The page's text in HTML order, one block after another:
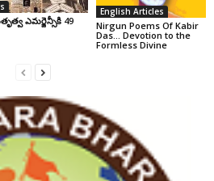
ఎమర్జెన్సీకి 49
English Articles
Nirgun Poems Of Kabir
Das… Devotion to the
Formless Divine